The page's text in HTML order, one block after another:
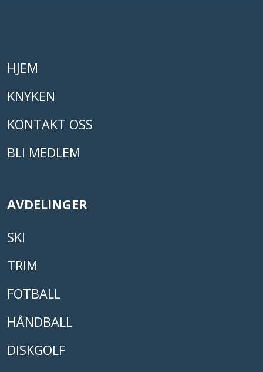
HJEM
KNYKEN
KONTAKT OSS
BLI MEDLEM
AVDELINGER
SKI
TRIM
FOTBALL
HÅNDBALL
DISKGOLF